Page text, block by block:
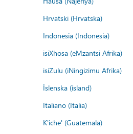
Hrvatski (Hrvatska)
Indonesia (Indonesia)
isiXhosa (eMzantsi Afrika)
isiZulu (iNingizimu Afrika)
Íslenska (ísland)
Italiano (Italia)
K'iche' (Guatemala)